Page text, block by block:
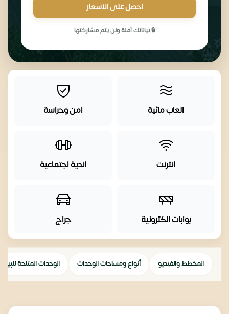
احصل على الاسعار
🔒 بياناتك آمنة ولن يتم مشاركتها
العاب مائية امن وحراسة
انترنت اندية اجتماعية
بوابات الكترونية جراج
المخطط والفيديو أنواع ومساحات الوحدات الوحدات المتاحة للبيع